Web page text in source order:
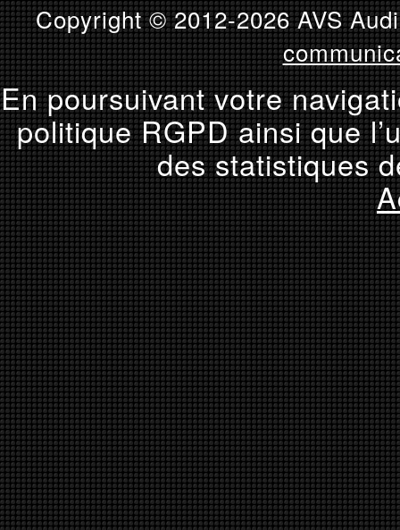
Copyright © 2012-2026 AVS
En poursuivant votre
politique RGPD ainsi que
des statistiques